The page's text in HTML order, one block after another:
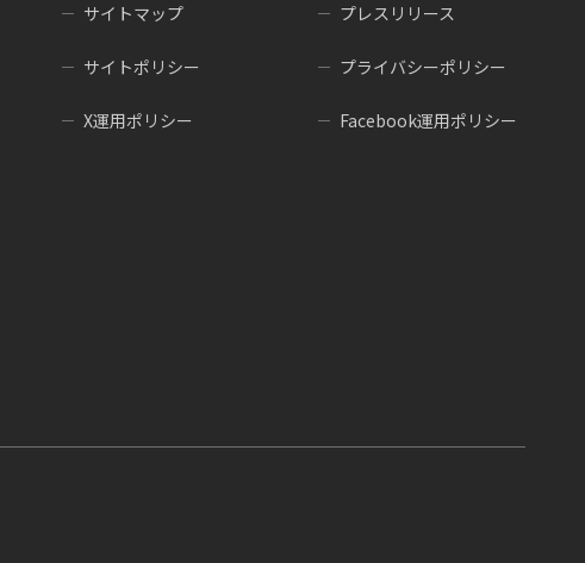
サイトマップ プレスリリース
サイトポリシー プライバシーポリシー
X運用ポリシー Facebook運用ポリシー